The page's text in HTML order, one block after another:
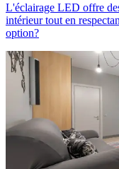
L'éclairage LED offre
intérieur tout en
option?